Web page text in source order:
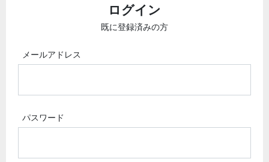
ログイン
既に登録済みの方
メールアドレス
パスワード